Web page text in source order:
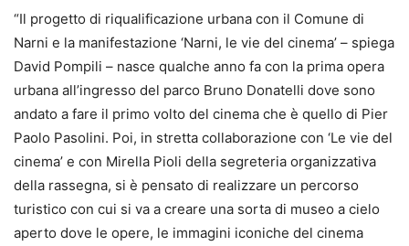
“Il progetto di riqualificazione urbana con il Comune di
Narni e la manifestazione ‘Narni, le vie del cinema’ – spiega
David Pompili – nasce qualche anno fa con la prima opera
urbana all’ingresso del parco Bruno Donatelli dove sono
andato a fare il primo volto del cinema che è quello di Pier
Paolo Pasolini. Poi, in stretta collaborazione con ‘Le vie del
cinema’ e con Mirella Pioli della segreteria organizzativa
della rassegna, si è pensato di realizzare un percorso
turistico con cui si va a creare una sorta di museo a cielo
aperto dove le opere, le immagini iconiche del cinema